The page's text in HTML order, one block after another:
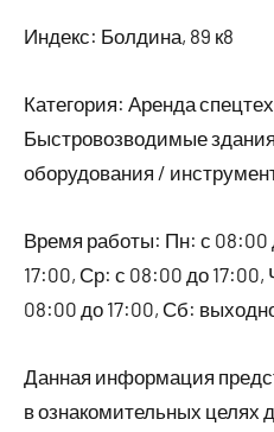
Индекс: Болдина, 89 к8
Категория: Аренда
Быстровозводимые
оборудования /
Время работы: Пн: с 08:00
17:00, Ср: с 08:00 до 17:00,
08:00 до 17:00, Сб:
Данная информация
в ознакомительных целях